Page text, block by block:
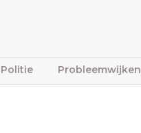
Politie Probleemwijken